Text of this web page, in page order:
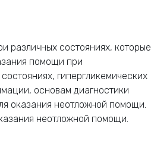
различных состояниях, которые
помощи при
гипергликемических
основам диагностики
оказания неотложной помощи.
неотложной помощи.